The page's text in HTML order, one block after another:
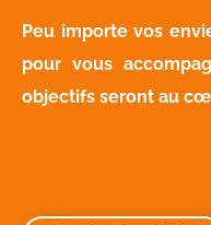
Peu importe vos
pour vous
objectifs seront au